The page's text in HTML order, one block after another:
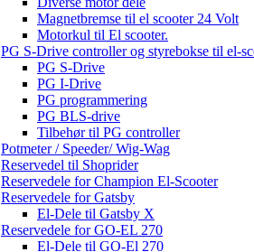
Magnetbremse til el scooter 24 Volt
Motorkul til El scooter.
PG S-Drive controller og styrebokse til el-
PG S-Drive
PG I-Drive
PG programmering
PG BLS-drive
Tilbehør til PG controller
Potmeter / Speeder/ Wig-Wag
Reservedel til Shoprider
Reservedele for Champion El-Scooter
Reservedele for Gatsby
El-Dele til Gatsby X
Reservedele for GO-EL 270
El-Dele til GO-El 270